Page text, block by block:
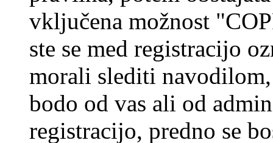
vključena možnost
ste se med registracijo
morali slediti
bodo od vas ali od
registracijo, predno se